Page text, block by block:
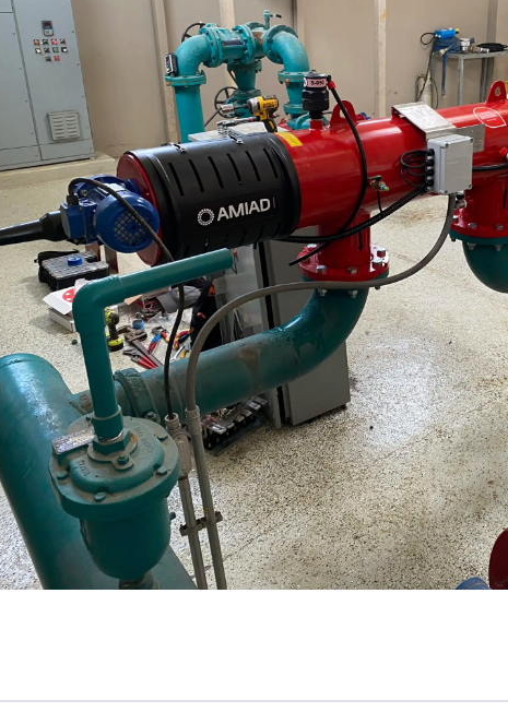
Based on your current location, we recommend this
North America-